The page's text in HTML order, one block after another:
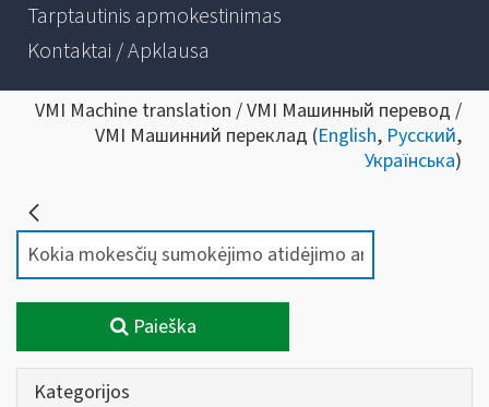
Tarptautinis apmokestinimas
Kontaktai / Apklausa
VMI Machine translation / VMI Машинный перевод /
VMI Машинний переклад (English, Русский,
Українська)
Paieška
Kategorijos